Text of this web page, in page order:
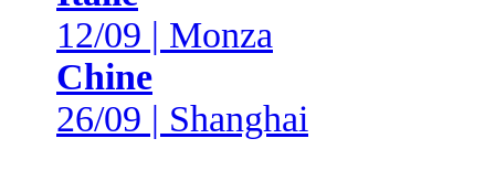
12/09 | Monza
Chine
26/09 | Shanghai